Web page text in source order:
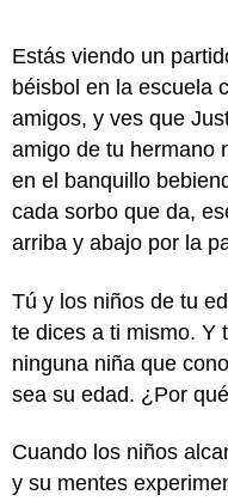
Estás viendo un
béisbol en la escuela
amigos, y ves que
amigo de tu hermano
en el banquillo
cada sorbo que da,
arriba y abajo por la
Tú y los niños de tu
te dices a ti mismo. Y
ninguna niña que
sea su edad. ¿Por
Cuando los niños
y su mentes